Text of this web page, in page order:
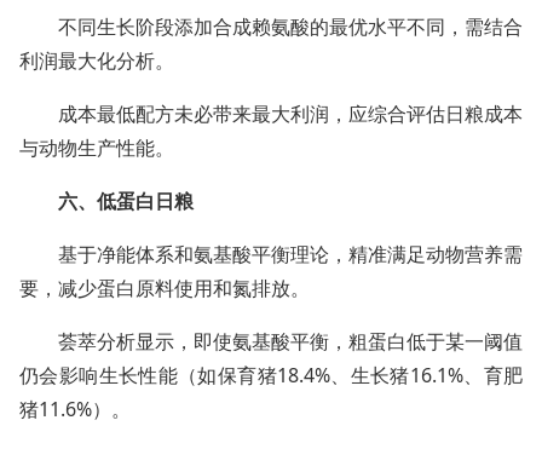
不同生长阶段添加合成赖氨酸的最优水平不同，需结合
利润最大化分析。
成本最低配方未必带来最大利润，应综合评估日粮成本
与动物生产性能。
六、低蛋白日粮
基于净能体系和氨基酸平衡理论，精准满足动物营养需
要，减少蛋白原料使用和氮排放。
荟萃分析显示，即使氨基酸平衡，粗蛋白低于某一阈值
仍会影响生长性能（如保育猪18.4%、生长猪16.1%、育肥
猪11.6%）。